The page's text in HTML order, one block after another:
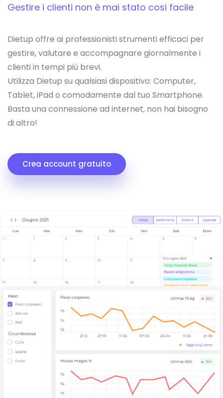
Gestire i clienti non è mai stato cosi facile
Dietup offre ai professionisti strumenti efficaci per
gestire, valutare e accompagnare giornalmente i
clienti in tempi più brevi.
Utilizza Dietup su qualsiasi dispositivo: Computer,
Tablet, iPad o comodamente dal tuo Smartphone.
Basta una connessione ad internet, non hai bisogno
di altro!
Crea account gratuito